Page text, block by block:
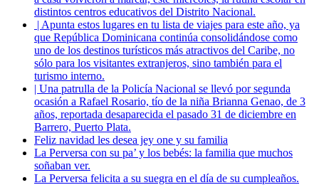
distintos centros educativos del Distrito Nacional.
| Apunta estos lugares en tu lista de viajes para este año, ya
que República Dominicana continúa consolidándose como
uno de los destinos turísticos más atractivos del Caribe, no
sólo para los visitantes extranjeros, sino también para el
turismo interno.
| Una patrulla de la Policía Nacional se llevó por segunda
ocasión a Rafael Rosario, tío de la niña Brianna Genao, de 3
años, reportada desaparecida el pasado 31 de diciembre en
Barrero, Puerto Plata.
Feliz navidad les desea jey one y su familia
La Perversa con su pa’ y los bebés: la familia que muchos
soñaban ver.
La Perversa felicita a su suegra en el día de su cumpleaños.